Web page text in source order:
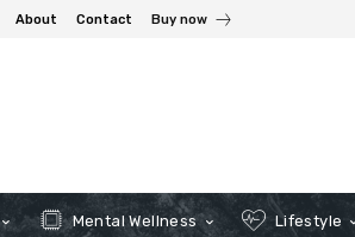
About Contact Buy now
Mental Wellness Lifestyle